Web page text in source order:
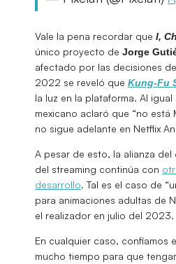
Vale la pena recordar que I,
único proyecto de Jorge
afectado por las decisiones
2022 se reveló que Kung-Fu
la luz en la plataforma. Al igual
mexicano aclaró que “no está
no sigue adelante en Netflix
A pesar de esto, la alianza
del streaming continúa con
desarrollo. Tal es el caso de
para animaciones adultas de
el realizador en julio del 2023.
En cualquier caso, confiamos
mucho tiempo para que